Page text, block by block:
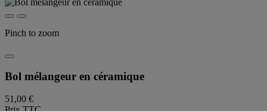
Pinch to zoom
Bol mélangeur en céramique
51,00 €